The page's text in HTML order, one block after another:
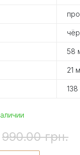
58
21
990.00 грн.